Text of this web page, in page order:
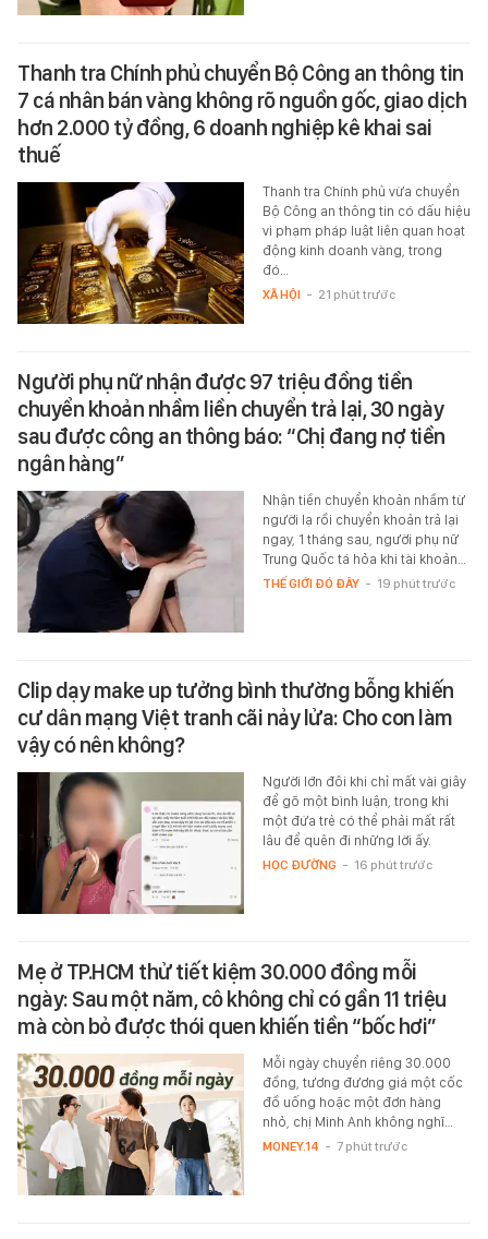
Thanh tra Chính phủ chuyển Bộ Công an thông tin
7 cá nhân bán vàng không rõ nguồn gốc, giao dịch
hơn 2.000 tỷ đồng, 6 doanh nghiệp kê khai sai
thuế
Thanh tra Chính phủ vừa chuyển
Bộ Công an thông tin có dấu hiệu
vi phạm pháp luật liên quan hoạt
động kinh doanh vàng, trong
đó…
XÃ HỘI - 21 phút trước
Người phụ nữ nhận được 97 triệu đồng tiền
chuyển khoản nhầm liền chuyển trả lại, 30 ngày
sau được công an thông báo: “Chị đang nợ tiền
ngân hàng”
Nhận tiền chuyển khoản nhầm từ
người lạ rồi chuyển khoản trả lại
ngay, 1 tháng sau, người phụ nữ
Trung Quốc tá hỏa khi tài khoản…
THẾ GIỚI ĐÓ ĐÂY - 19 phút trước
Clip dạy make up tưởng bình thường bỗng khiến
cư dân mạng Việt tranh cãi nảy lửa: Cho con làm
vậy có nên không?
Người lớn đôi khi chỉ mất vài giây
để gõ một bình luận, trong khi
một đứa trẻ có thể phải mất rất
lâu để quên đi những lời ấy.
HỌC ĐƯỜNG - 16 phút trước
Mẹ ở TP.HCM thử tiết kiệm 30.000 đồng mỗi
ngày: Sau một năm, cô không chỉ có gần 11 triệu
mà còn bỏ được thói quen khiến tiền “bốc hơi”
Mỗi ngày chuyển riêng 30.000
đồng, tương đương giá một cốc
đồ uống hoặc một đơn hàng
nhỏ, chị Minh Anh không nghĩ…
MONEY.14 - 7 phút trước